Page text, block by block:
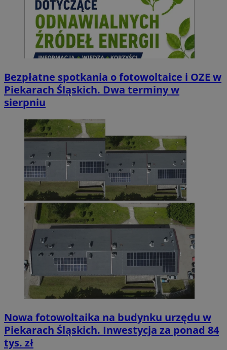
Bezpłatne spotkania o fotowoltaice i OZE w
Piekarach Śląskich. Dwa terminy w
sierpniu
Nowa fotowoltaika na budynku urzędu w
Piekarach Śląskich. Inwestycja za ponad 84
tys. zł